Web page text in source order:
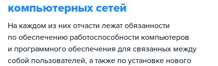
компьютерных сетей
На каждом из них отчасти лежат обязанности
по обеспечению работоспособности компьютеров
и программного обеспечения для связанных между
собой пользователей, а также по установке нового